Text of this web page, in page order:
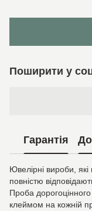
Поширити у
Гарантія
Ювелірні вироби, які
повністю
Проба
клеймом на кожній